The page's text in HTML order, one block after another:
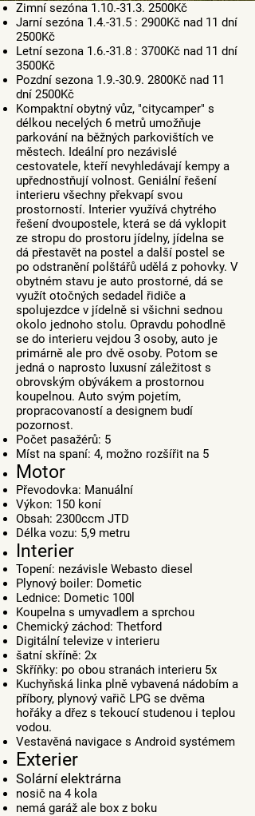
Zimní sezóna 1.10.-31.3. 2500Kč
Jarní sezóna 1.4.-31.5 : 2900Kč nad 11 dní
2500Kč
Letní sezona 1.6.-31.8 : 3700Kč nad 11 dní
3500Kč
Pozdní sezona 1.9.-30.9. 2800Kč nad 11
dní 2500Kč
Kompaktní obytný vůz, "citycamper" s
délkou necelých 6 metrů umožňuje
parkování na běžných parkovištích ve
městech. Ideální pro nezávislé
cestovatele, kteří nevyhledávají kempy a
upřednostňují volnost. Geniální řešení
interieru všechny překvapí svou
prostorností. Interier využívá chytrého
řešení dvoupostele, která se dá vyklopit
ze stropu do prostoru jídelny, jídelna se
dá přestavět na postel a další postel se
po odstranění polštářů udělá z pohovky. V
obytném stavu je auto prostorné, dá se
využít otočných sedadel řidiče a
spolujezdce v jídelně si všichni sednou
okolo jednoho stolu. Opravdu pohodlně
se do interieru vejdou 3 osoby, auto je
primárně ale pro dvě osoby. Potom se
jedná o naprosto luxusní záležitost s
obrovským obývákem a prostornou
koupelnou. Auto svým pojetím,
propracovaností a designem budí
pozornost.
Počet pasažérů: 5
Míst na spaní: 4, možno rozšířit na 5
Motor
Převodovka: Manuální
Výkon: 150 koní
Obsah: 2300ccm JTD
Délka vozu: 5,9 metru
Interier
Topení: nezávisle Webasto diesel
Plynový boiler: Dometic
Lednice: Dometic 100l
Koupelna s umyvadlem a sprchou
Chemický záchod: Thetford
Digitální televize v interieru
šatní skříně: 2x
Skříňky: po obou stranách interieru 5x
Kuchyňská linka plně vybavená nádobím a
příbory, plynový vařič LPG se dvěma
hořáky a dřez s tekoucí studenou i teplou
vodou.
Vestavěná navigace s Android systémem
Exterier
Solární elektrárna
nosič na 4 kola
nemá garáž ale box z boku